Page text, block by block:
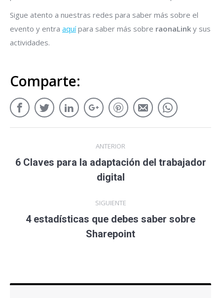
Sigue atento a nuestras redes para saber más sobre el
evento y entra aquípara saber más sobre raonaLink y sus
actividades.
Comparte:
ANTERIOR
6 Claves para la adaptación del trabajador
digital
SIGUIENTE
4 estadísticas que debes saber sobre
Sharepoint